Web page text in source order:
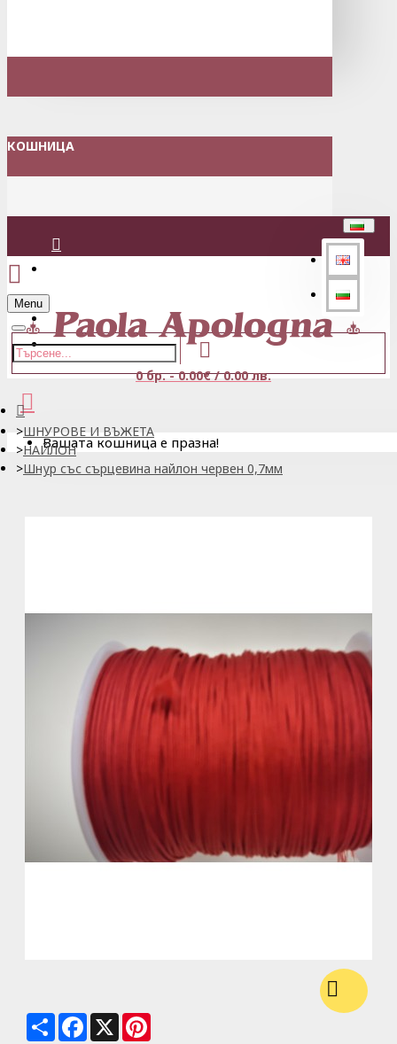
КОШНИЦА
Регистрация
Menu
0 бр. - 0.00€ / 0.00 лв.
Вашата кошница е празна!
ШНУРОВЕ И ВЪЖЕТА
НАЙЛОН
Шнур със сърцевина найлон червен 0,7мм
Share Facebook
X